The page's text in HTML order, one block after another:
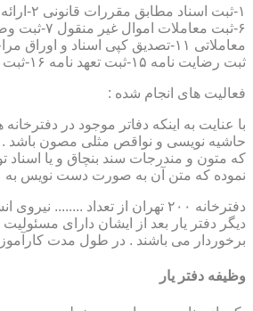
ثبت رضایت نامه ۱۵-ثبت تعهد نامه ۱۶-ثبت اجاره نامه ۱۷-ثبت معاملات سرقفلی ۱۸-ثبت وقف نامه و اسناد موقوفه ۱۹-ثبت اسناد ضمانت نامه ۲۰-صدور اجرائیه ۲۱-ثبت نکاح ۲۲-ثبت طلاق
فعالیت های انجام شده :
با عنایت به اینکه دفاتر موجود در
حاشیه نویسی و نواقص مثلی مصون باشد .
که متون و مندرجات سند بنچاق و یا اسناد
نموده که متن آن به صورت دست نویس به
دفترخانه ۲۰۰ تهران از
دیگر دفتر یار بعد از ایشان دارای
برخوردار می باشند . در طول مدت
وظیفه دفتر یار